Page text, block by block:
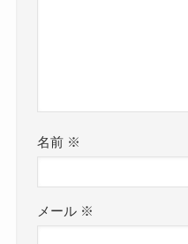
名前 ※
メール ※